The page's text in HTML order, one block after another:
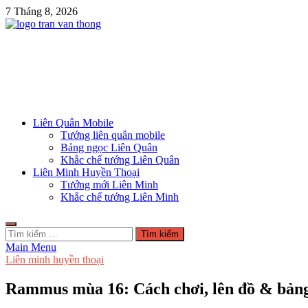
Skip
to
7 Tháng 8, 2026
Liên Quân Mobile
Tướng liên quân mobile
Bảng ngọc Liên Quân
Khắc chế tướng Liên Quân
Liên Minh Huyền Thoại
Tướng mới Liên Minh
Khắc chế tướng Liên Minh
Tìm
kiếm
cho:
Main Menu
Liên minh huyền thoại
Rammus mùa 16: Cách chơi, lên đồ &